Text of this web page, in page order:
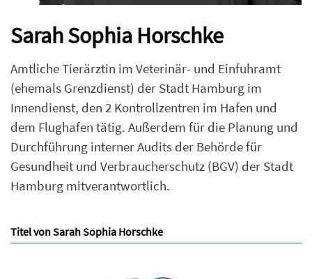
Sarah Sophia Horschke
Amtliche Tierärztin im Veterinär- und Einfuhramt
(ehemals Grenzdienst) der Stadt Hamburg im
Innendienst, den 2 Kontrollzentren im Hafen und
dem Flughafen tätig. Außerdem für die Planung und
Durchführung interner Audits der Behörde für
Gesundheit und Verbraucherschutz (BGV) der Stadt
Hamburg mitverantwortlich.
Titel von Sarah Sophia Horschke